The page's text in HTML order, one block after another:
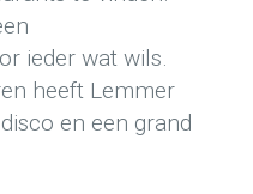
ieder wat wils.
heeft Lemmer
en een grand